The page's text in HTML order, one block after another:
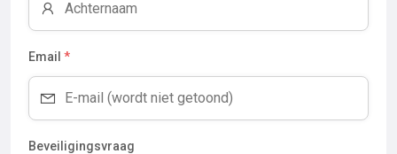
Email *
Beveiligingsvraag